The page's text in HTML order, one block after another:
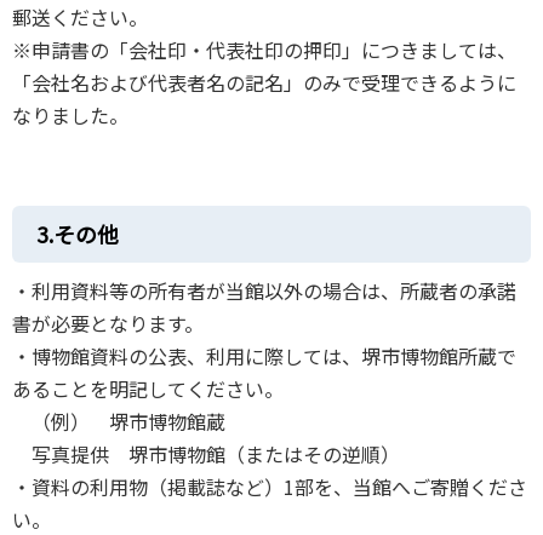
郵送ください。
※申請書の「会社印・代表社印の押印」につきましては、
「会社名および代表者名の記名」のみで受理できるように
なりました。
3.その他
・利用資料等の所有者が当館以外の場合は、所蔵者の承諾
書が必要となります。
・博物館資料の公表、利用に際しては、堺市博物館所蔵で
あることを明記してください。
（例） 堺市博物館蔵
写真提供 堺市博物館（またはその逆順）
・資料の利用物（掲載誌など）1部を、当館へご寄贈くださ
い。